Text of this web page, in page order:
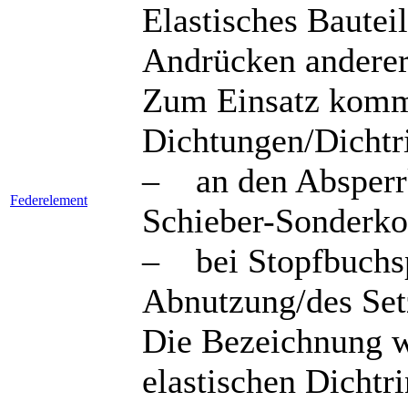
Federelement
Elastisches
Andrücken
Zum Einsatz
Dichtungen/
– an den
Schieber-
– bei
Abnutzung/des
Die Bezeichnung
elastischen